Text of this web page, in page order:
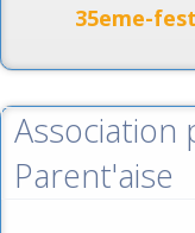
35eme-
Association
Parent'aise